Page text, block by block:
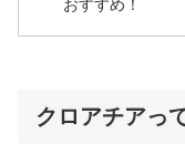
おすすめ！
クロアチアっ